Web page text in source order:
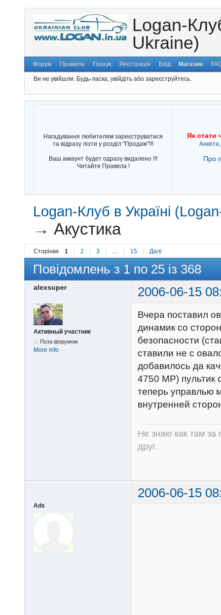
Logan-
Ukraine)
Форум Правила Пошук Реєстрація Вхід Магазин
Ви не увійшли. Будь-ласка, увійдіть або зареєструйтесь.
Нагадування любителям зареєструватися
та відразу лізти у розділ "Продаж"!!!
Ваш аккаунт будет одразу видалено !!!
Читайте Правила !
Як стати
Про
Logan-Клуб в Україні
→Акустика
Сторінки 1 2 3 15 Далі
Повідомлень з 1 по 25 із 368
alexsuper 2006-06-15
Активный участник
Поза форумом
More info
Вчера поставил
динамик со
безопасности
ставили не с
добавилось да
4750 МР) пультик
теперь управлью
внутренней
Не знаю как там за
друг.
2006-06-15
Ads